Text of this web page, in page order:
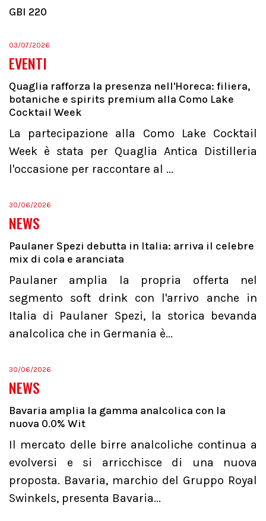
GBI 220
03/07/2026
EVENTI
Quaglia rafforza la presenza nell'Horeca: filiera,
botaniche e spirits premium alla Como Lake
Cocktail Week
La partecipazione alla Como Lake Cocktail
Week è stata per Quaglia Antica Distilleria
l'occasione per raccontare al ...
30/06/2026
NEWS
Paulaner Spezi debutta in Italia: arriva il celebre
mix di cola e aranciata
Paulaner amplia la propria offerta nel
segmento soft drink con l'arrivo anche in
Italia di Paulaner Spezi, la storica bevanda
analcolica che in Germania è...
30/06/2026
NEWS
Bavaria amplia la gamma analcolica con la
nuova 0.0% Wit
Il mercato delle birre analcoliche continua a
evolversi e si arricchisce di una nuova
proposta. Bavaria, marchio del Gruppo Royal
Swinkels, presenta Bavaria...